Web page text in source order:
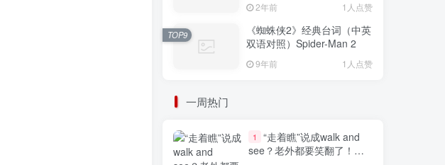
2年前 1人点赞
《蜘蛛侠2》经典台词（中英
双语对照）Spider-Man 2
9年前 1人点赞
TOP9
一周热门
1
“走着瞧”说成walk and
see？老外都要笑翻了！不